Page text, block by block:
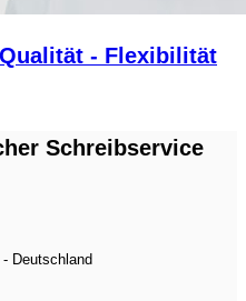
- Flexibilität
Schreibservice
Deutschland